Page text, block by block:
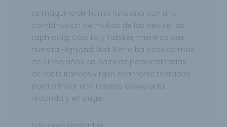
La máquina de humo funciona con una
combinación de maltas de las destilerías
Laphroaig, Caol Ila y Talisker, mientras que
nuestra Highland Malt Blend ha pasado más
de cinco años en barricas personalizadas
de roble francés virgen ricamente tostadas
para brindar una riqueza especiada
redonda y en auge.